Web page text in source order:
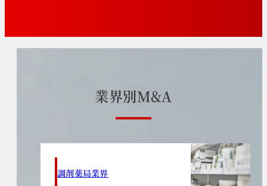
業界別M&A
調剤薬局業界